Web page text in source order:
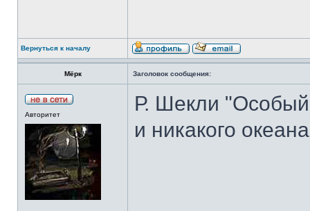
Вернуться к началу
Мёрк Заголовок сообщения:
Авторитет
Р. Шекли "Особый
и никакого океана